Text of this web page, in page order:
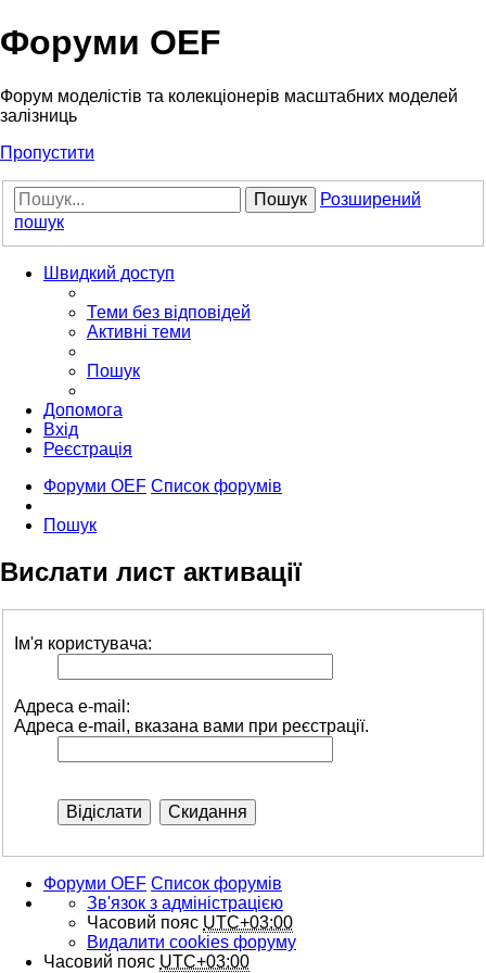
Форуми OEF
Форум моделістів та колекціонерів масштабних моделей
залізниць
Пропустити
Пошук
Розширений
пошук
Швидкий доступ
Теми без відповідей
Активні теми
Пошук
Допомога
Вхід
Реєстрація
Форуми OEF Список форумів
Пошук
Вислати лист активації
Ім'я користувача:
Адреса e-mail:
Адреса e-mail, вказана вами при реєстрації.
Форуми OEF Список форумів
Зв'язок з адміністрацією
Часовий пояс UTC+03:00
Видалити cookies форуму
Часовий пояс UTC+03:00